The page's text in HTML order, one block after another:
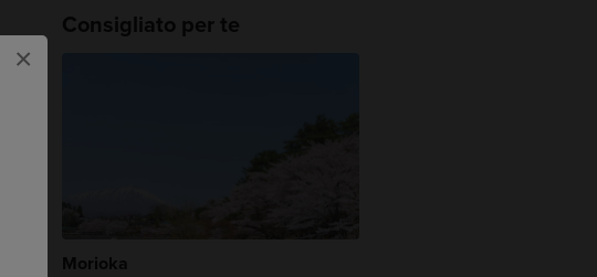
×
Consigliato per te
Morioka